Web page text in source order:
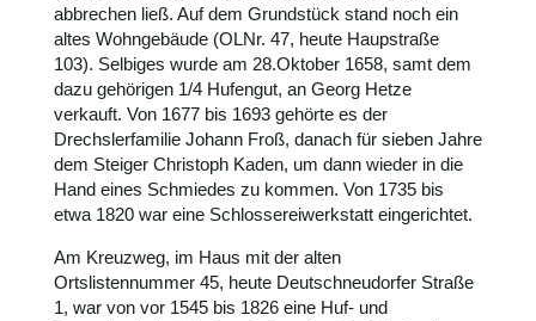
abbrechen ließ. Auf dem Grundstück stand noch ein
altes Wohngebäude (OLNr. 47, heute Haupstraße
103). Selbiges wurde am 28.Oktober 1658, samt dem
dazu gehörigen 1/4 Hufengut, an Georg Hetze
verkauft. Von 1677 bis 1693 gehörte es der
Drechslerfamilie Johann Froß, danach für sieben Jahre
dem Steiger Christoph Kaden, um dann wieder in die
Hand eines Schmiedes zu kommen. Von 1735 bis
etwa 1820 war eine Schlossereiwerkstatt eingerichtet.
Am Kreuzweg, im Haus mit der alten
Ortslistennummer 45, heute Deutschneudorfer Straße
1, war von vor 1545 bis 1826 eine Huf- und